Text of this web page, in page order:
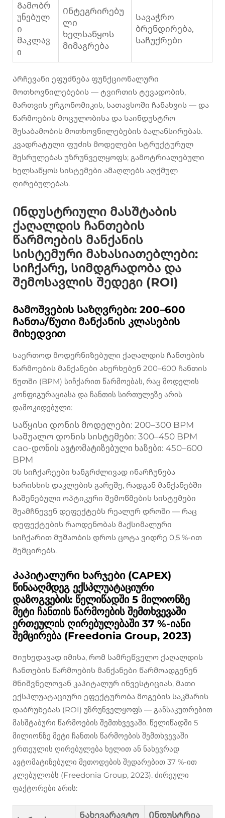
Გამობრ
უნებულ
ი
მაკლავ
ი
Ინტეგრირებუ
ლი
ხელსაწყოს
მიმაგრება
Სავაჭრო
ბრენდირება,
საჩუქრები
Არჩევანი ეფუძნება ფუნქციონალური
მოთხოვნილებების — ტვირთის ტევადობის,
მართვის ერგონომიკის, სათავსოში ჩანახვის — და
წარმოების მოცულობისა და საინდუსტრო
შესაბამობის მოთხოვნილებების ბალანსირებას.
კვადრატული ფუძის მოდელები სტრუქტურულ
შესრულებას უზრუნველყოფს; გამოტრიალებული
ხელსაწყოს სისტემები ამაღლებს აღქმულ
ღირებულებას.
Ინდუსტრიული მასშტაბის
ქაღალდის ჩანთების
წარმოების მანქანის
სისტემური მახასიათებლები:
სიჩქარე, სიმდგრადობა და
შემოსავლის შედეგი (ROI)
Გამოშვების საზღვრები: 200–600
ჩანთა/წუთი მანქანის კლასების
მიხედვით
Საერთოდ მოდერნიზებული ქაღალდის ჩანთების
წარმოების მანქანები ახერხებენ 200–600 ჩანთის
წუთში (BPM) სიჩქარით წარმოებას, რაც მოდელის
კონფიგურაციასა და ჩანთის სირთულეზე არის
დამოკიდებული:
Საწყისი დონის მოდელები: 200–300 BPM
Საშუალო დონის სისტემები: 300–450 BPM
cao-დონის ავტომატიზებული ხაზები: 450–600
BPM
Ეს სიჩქარეები ხანგრძლივად ინარჩუნება
ხარისხის დაკლების გარეშე, რადგან მანქანებში
ჩაშენებული ოპტიკური შემოწმების სისტემები
შეამჩნევენ დეფექტებს რეალურ დროში — რაც
დეფექტების რაოდენობას მაქსიმალური
სიჩქარით მუშაობის დროს ცოტა ვიდრე 0,5 %-ით
შემცირებს.
Კაპიტალური ხარჯები (CAPEX)
წინააღმდეგ ექსპლუატაციური
დაზოგვების: წელიწადში 5 მილიონზე
მეტი ჩანთის წარმოების შემთხვევაში
ერთეულის ღირებულებაში 37 %-იანი
შემცირება (Freedonia Group, 2023)
Მიუხედავად იმისა, რომ სამრეწველო ქაღალდის
ჩანთების წარმოების მანქანები წარმოადგენენ
მნიშვნელოვან კაპიტალურ ინვესტიციას, მათი
ექსპლუატაციური ეფექტურობა მოგების საკმარის
დაბრუნებას (ROI) უზრუნველყოფს — განსაკუთრებით
მასშტაბური წარმოების შემთხვევაში. წელიწადში 5
მილიონზე მეტი ჩანთის წარმოების შემთხვევაში
ერთეულის ღირებულება ხელით ან ნახევრად
ავტომატიზებული მეთოდების შედარებით 37 %-ით
კლებულობს (Freedonia Group, 2023). ძირეული
ფაქტორები არის:
Ნახევარავტო Ინდუსტრია